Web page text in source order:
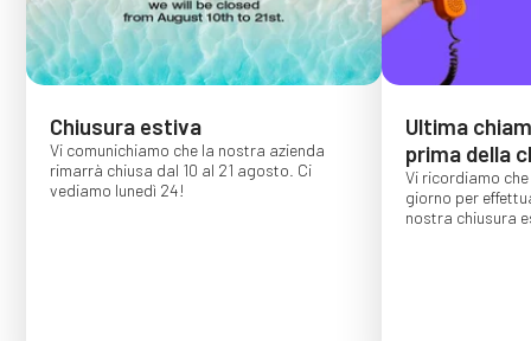
Chiusura estiva
Vi comunichiamo che la nostra azienda
rimarrà chiusa dal 10 al 21 agosto. Ci
vediamo lunedì 24!
Ultima
prima della
Vi ricordiamo
giorno per
nostra chiusura